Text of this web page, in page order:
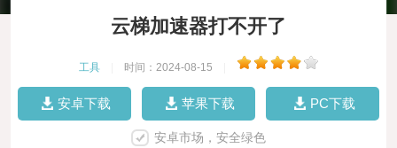
云梯加速器打不开了
工具 时间：2024-08-15
安卓下载 苹果下载 PC下载
安卓市场，安全绿色